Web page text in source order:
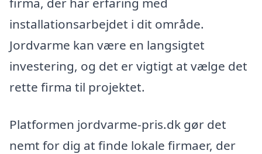
installationsarbejdet i dit område.
Jordvarme kan være en langsigtet
investering, og det er vigtigt at vælge det
rette firma til projektet.
Platformen jordvarme-pris.dk gør det
nemt for dig at finde lokale firmaer, der